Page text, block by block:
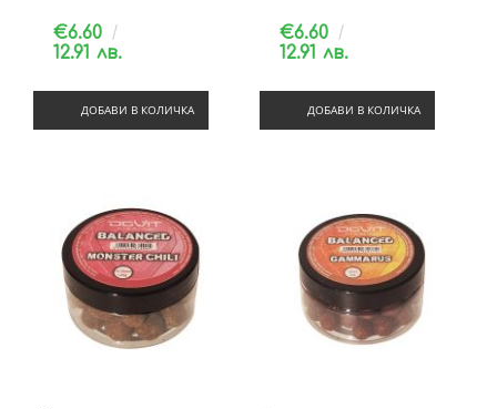
€6.60
12.91 лв.
ДОБАВИ В КОЛИЧКА
€6.60
12.91 лв.
ДОБАВИ В КОЛИЧКА